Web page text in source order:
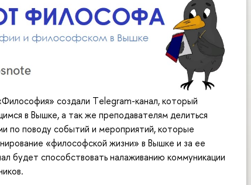
создали Тelegram-канал, который
в Вышке, а так же преподавателям делиться
по поводу событий и мероприятий, которые
«философской жизни» в Вышке и за ее
будет способствовать налаживанию коммуникации